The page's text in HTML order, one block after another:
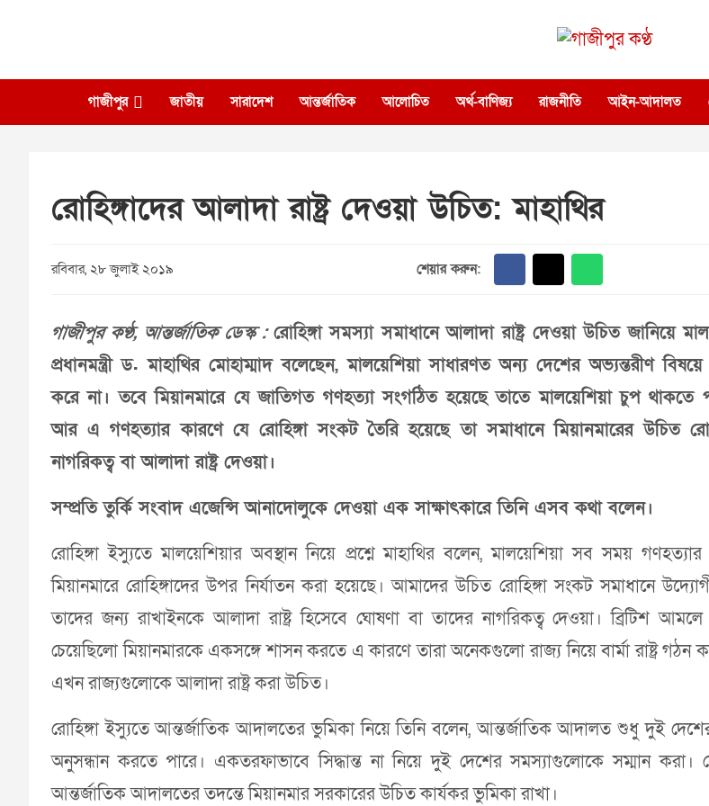
গাজীপুর
গাজীপুর জাতীয় সারাদেশ আন্তর্জাতিক আলোচিত অর্থ-বাণিজ্য রাজনীতি আইন-আদালত
রোহিঙ্গাদের আলাদা রাষ্ট্র দেওয়া উচিত: মাহাথির
রবিবার, ২৮ জুলাই ২০১৯ শেয়ার করুন:
গাজীপুর কণ্ঠ, আন্তর্জাতিক ডেস্ক :রোহিঙ্গা সমস্যা সমাধানে আলাদা রাষ্ট্র দেওয়া উচিত জানিয়ে
প্রধানমন্ত্রী ড. মাহাথির মোহাম্মাদ বলেছেন, মালয়েশিয়া সাধারণত অন্য দেশের অভ্যন্তরীণ বিষয়ে
করে না। তবে মিয়ানমারে যে জাতিগত গণহত্যা সংগঠিত হয়েছে তাতে মালয়েশিয়া চুপ থাকতে
আর এ গণহত্যার কারণে যে রোহিঙ্গা সংকট তৈরি হয়েছে তা সমাধানে মিয়ানমারের উচিত
নাগরিকত্ব বা আলাদা রাষ্ট্র দেওয়া।
সম্প্রতি তুর্কি সংবাদ এজেন্সি আনাদোলুকে দেওয়া এক সাক্ষাৎকারে তিনি এসব কথা বলেন।
রোহিঙ্গা ইস্যুতে মালয়েশিয়ার অবস্থান নিয়ে প্রশ্নে মাহাথির বলেন, মালয়েশিয়া সব সময় গণহত্যার
মিয়ানমারে রোহিঙ্গাদের উপর নির্যাতন করা হয়েছে। আমাদের উচিত রোহিঙ্গা সংকট সমাধানে
তাদের জন্য রাখাইনকে আলাদা রাষ্ট্র হিসেবে ঘোষণা বা তাদের নাগরিকত্ব দেওয়া। ব্রিটিশ
চেয়েছিলো মিয়ানমারকে একসঙ্গে শাসন করতে এ কারণে তারা অনেকগুলো রাজ্য নিয়ে বার্মা রাষ্ট্র গঠন
এখন রাজ্যগুলোকে আলাদা রাষ্ট্র করা উচিত।
রোহিঙ্গা ইস্যুতে আন্তর্জাতিক আদালতের ভুমিকা নিয়ে তিনি বলেন, আন্তর্জাতিক আদালত শুধু দুই
অনুসন্ধান করতে পারে। একতরফাভাবে সিদ্ধান্ত না নিয়ে দুই দেশের সমস্যাগুলোকে সম্মান করা।
আন্তর্জাতিক আদালতের তদন্তে মিয়ানমার সরকারের উচিত কার্যকর ভুমিকা রাখা।